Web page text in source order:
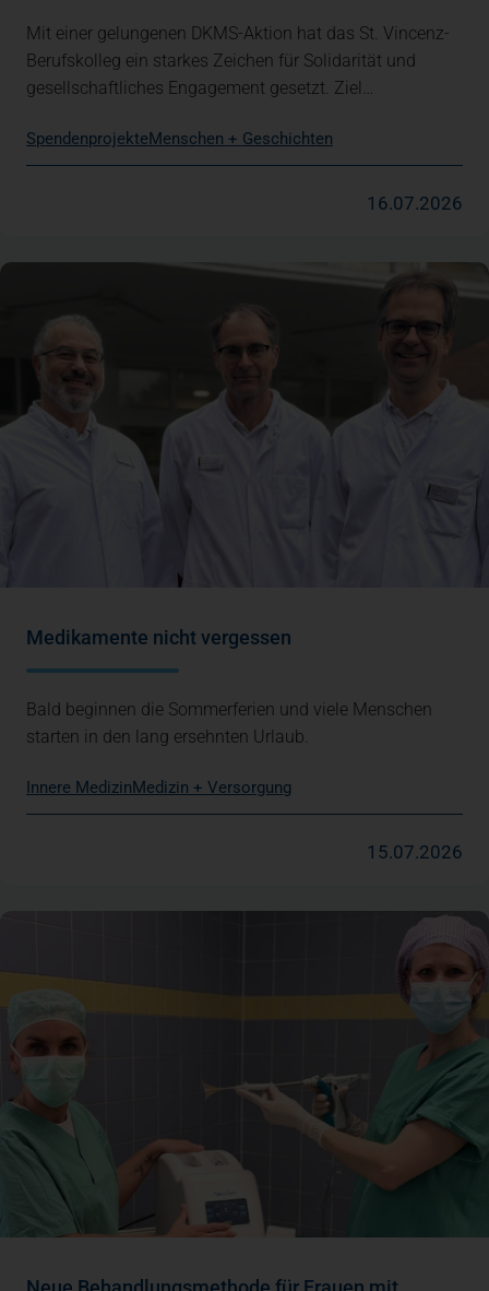
Mit einer gelungenen DKMS-Aktion hat das St. Vincenz-
Berufskolleg ein starkes Zeichen für Solidarität und
gesellschaftliches Engagement gesetzt. Ziel…
SpendenprojekteMenschen + Geschichten
16.07.2026
Medikamente nicht vergessen
Bald beginnen die Sommerferien und viele Menschen
starten in den lang ersehnten Urlaub.
Innere Medizin Medizin + Versorgung
15.07.2026